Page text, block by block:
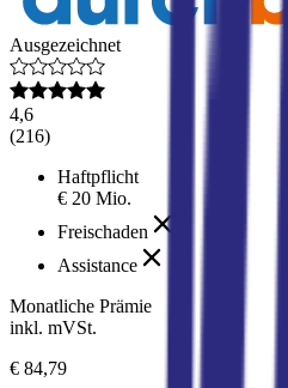
Ausgezeichnet
4,6
(216)
Haftpflicht
€ 20 Mio.
Freischaden
Assistance
Monatliche Prämie
inkl. mVSt.
€ 84,79